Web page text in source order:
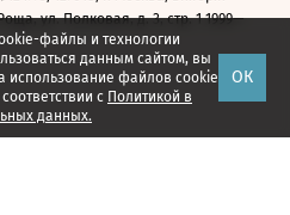
файлы и технологии
данным сайтом, вы
использование файлов cookie
с Политикой в
данных.
ОК
ул. Полковая, д. 3, стр. 1 1999—